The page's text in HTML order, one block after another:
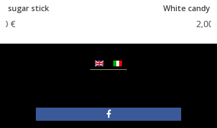
White candy sugar stick